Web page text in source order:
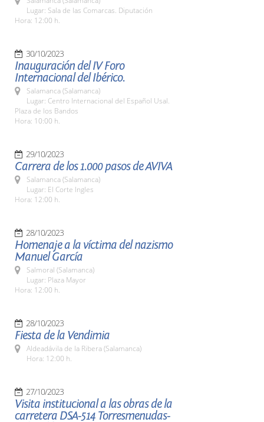
Lugar: Sala de las Comarcas. Diputación
Hora: 12:00 h.
30/10/2023
Inauguración del IV Foro
Internacional del Ibérico.
Salamanca (Salamanca)
Lugar: Centro Internacional del Español Usal.
Plaza de los Bandos
Hora: 10:00 h.
29/10/2023
Carrera de los 1.000 pasos de AVIVA
Salamanca (Salamanca)
Lugar: El Corte Ingles
Hora: 12:00 h.
28/10/2023
Homenaje a la víctima del nazismo
Manuel García
Salmoral (Salamanca)
Lugar: Plaza Mayor
Hora: 12:00 h.
28/10/2023
Fiesta de la Vendimia
Aldeadávila de la Ribera (Salamanca)
Hora: 12:00 h.
27/10/2023
Visita institucional a las obras de la
carretera DSA-514 Torresmenudas-